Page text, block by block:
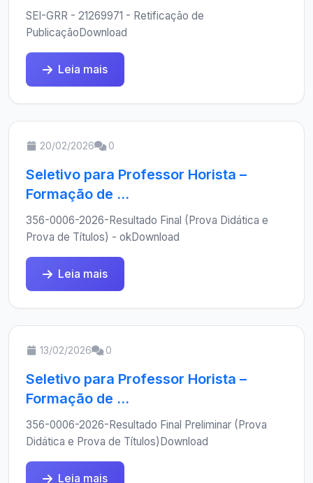
SEI-GRR - 21269971 - Retificação de
PublicaçãoDownload
Leia mais
20/02/2026 0
Seletivo para Professor Horista –
Formação de ...
356-0006-2026-Resultado Final (Prova Didática e
Prova de Títulos) - okDownload
Leia mais
13/02/2026 0
Seletivo para Professor Horista –
Formação de ...
356-0006-2026-Resultado Final Preliminar (Prova
Didática e Prova de Títulos)Download
Leia mais